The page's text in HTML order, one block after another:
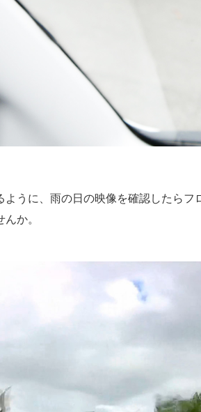
うに、雨の日の映像を確認したら
か。